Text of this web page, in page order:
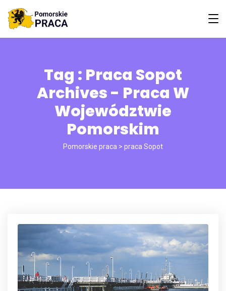
Tag : Praca Sopot
Archives - Praca W
Województwie
Pomorskim
Pomorskie praca > praca Sopot